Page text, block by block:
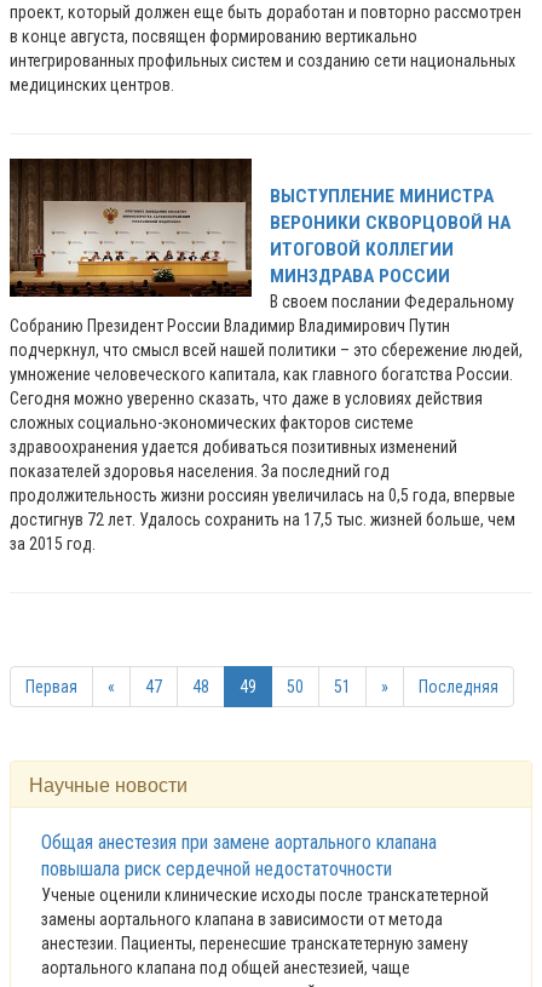
проект, который должен еще быть доработан и повторно рассмотрен
в конце августа, посвящен формированию вертикально
интегрированных профильных систем и созданию сети национальных
медицинских центров.
ВЫСТУПЛЕНИЕ МИНИСТРА
ВЕРОНИКИ СКВОРЦОВОЙ НА
ИТОГОВОЙ КОЛЛЕГИИ
МИНЗДРАВА РОССИИ
В своем послании Федеральному
Собранию Президент России Владимир Владимирович Путин
подчеркнул, что смысл всей нашей политики – это сбережение людей,
умножение человеческого капитала, как главного богатства России.
Сегодня можно уверенно сказать, что даже в условиях действия
сложных социально-экономических факторов системе
здравоохранения удается добиваться позитивных изменений
показателей здоровья населения. За последний год
продолжительность жизни россиян увеличилась на 0,5 года, впервые
достигнув 72 лет. Удалось сохранить на 17,5 тыс. жизней больше, чем
за 2015 год.
Первая « 47 48 49 50 51 » Последняя
Научные новости
Общая анестезия при замене аортального клапана
повышала риск сердечной недостаточности
Ученые оценили клинические исходы после транскатетерной
замены аортального клапана в зависимости от метода
анестезии. Пациенты, перенесшие транскатетерную замену
аортального клапана под общей анестезией, чаще